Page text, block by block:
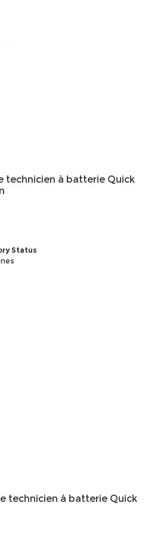
technicien à batterie Quick
Status
technicien à batterie Quick